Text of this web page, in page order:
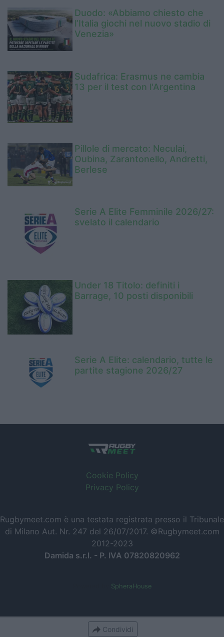
Duodo: «Abbiamo chiesto che
l’Italia giochi nel nuovo stadio di
Venezia»
Sudafrica: Erasmus ne cambia
13 per il test con l'Argentina
Pillole di mercato: Neculai,
Oubina, Zarantonello, Andretti,
Berlese
Serie A Elite Femminile 2026/27:
svelato il calendario
Under 18 Titolo: definiti i
Barrage, 10 posti disponibili
Serie A Elite: calendario, tutte le
partite stagione 2026/27
Cookie Policy
Privacy Policy
Rugbymeet.com è una testata registrata presso il Tribunale
di Milano Aut. Nr. 247 del 26/07/2017. ©Rugbymeet.com
2012-2023
Damida s.r.l. - P. IVA 07820820962
SpheraHouse
Condividi